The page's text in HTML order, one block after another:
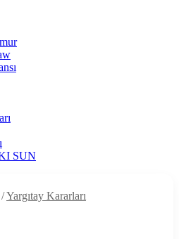
SUN
/Yargıtay Kararları